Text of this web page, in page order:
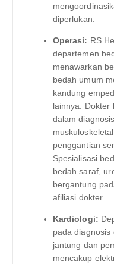
diperlukan.
Operasi: RS
departemen
menawarkan
bedah umum
kandung
lainnya. Dokter
dalam
penggantian
Spesialisasi
bedah saraf,
bergantung
afiliasi dokter.
Kardiologi:
pada
jantung dan
mencakup